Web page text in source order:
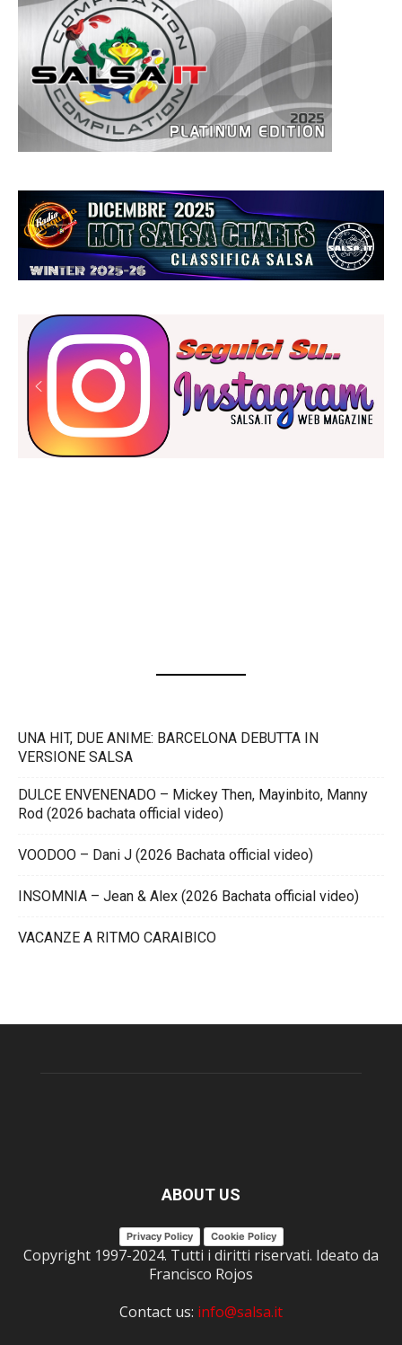
UNA HIT, DUE ANIME: BARCELONA DEBUTTA IN
VERSIONE SALSA
DULCE ENVENENADO – Mickey Then, Mayinbito, Manny
Rod (2026 bachata official video)
VOODOO – Dani J (2026 Bachata official video)
INSOMNIA – Jean & Alex (2026 Bachata official video)
VACANZE A RITMO CARAIBICO
ABOUT US
Privacy Policy Cookie Policy
Copyright 1997-2024. Tutti i diritti riservati. Ideato da
Francisco Rojos
Contact us: info@salsa.it